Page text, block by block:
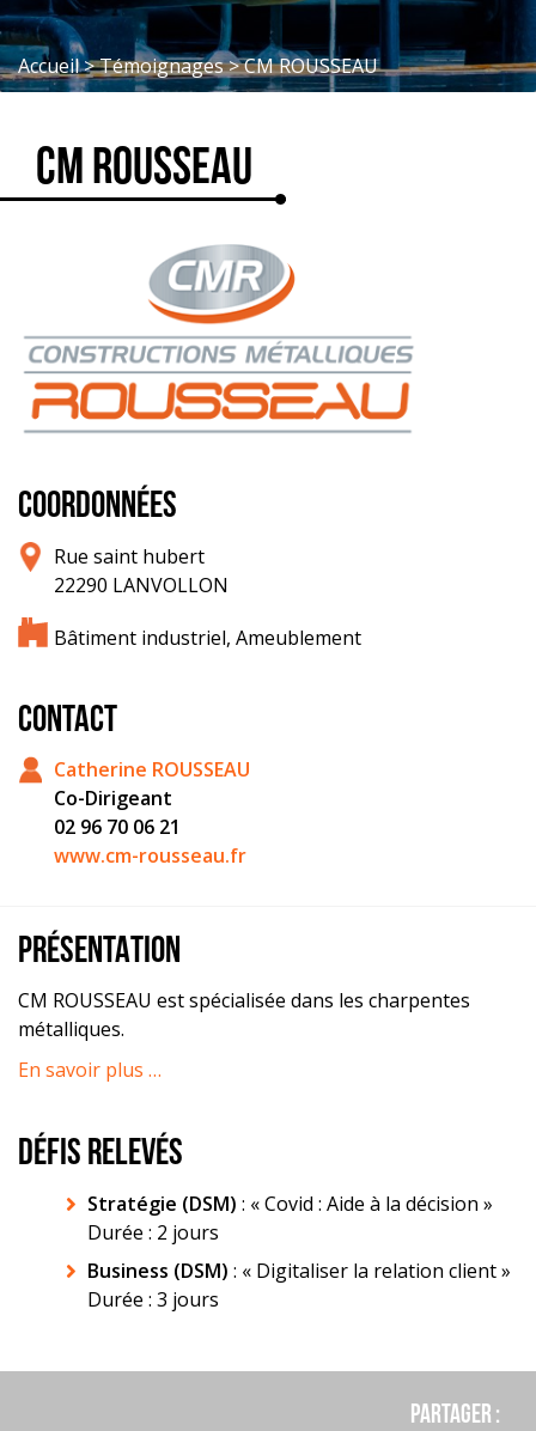
Accueil>Témoignages>CM ROUSSEAU
CM ROUSSEAU
COORDONNÉES
Rue saint hubert
22290 LANVOLLON
Bâtiment industriel, Ameublement
CONTACT
Catherine ROUSSEAU
Co-Dirigeant
02 96 70 06 21
www.cm-rousseau.fr
PRÉSENTATION
CM ROUSSEAU est spécialisée dans les charpentes
métalliques.
En savoir plus …
DÉFIS RELEVÉS
Stratégie (DSM) : « Covid : Aide à la décision »
Durée : 2 jours
Business (DSM) : « Digitaliser la relation client »
Durée : 3 jours
Partager :